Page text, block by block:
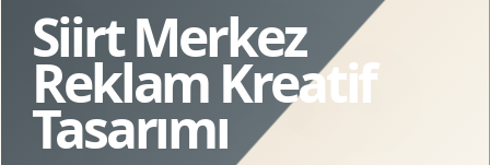
Siirt Merkez
Reklam Kreatif
Tasarımı